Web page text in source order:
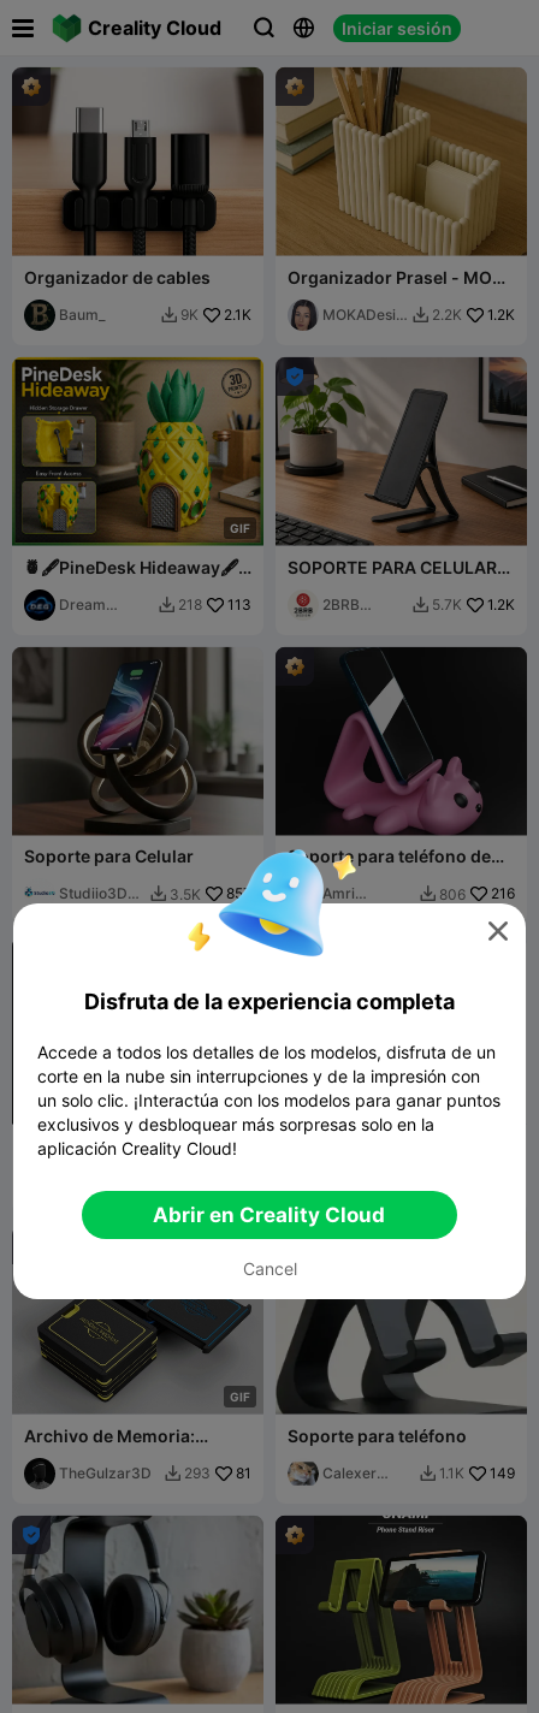
Creality Cloud   Iniciar sesión
 
Organizador de cables
Baum_  9K 2.1K
Organizador Prasel - MOKA
Design
MOKADesig
 2.2K 1.2K
GIF
🍍🖋️PineDesk Hideaway🖋️
🍍
Dream
 218 113

SOPORTE PARA CELULAR
2BRB
 5.7K 1.2K
Soporte para Celular
Studiio3D
 3.5K 857
Soporte para teléfono de
gato adorable – Compañero
de escritorio juguetón
Amri
 806 216
Soporte de carga para
Apple Watch – Diseño de
INT
GIF
Archivo de Memoria:
Estuche de
Almacenamiento para SD y
Micro SD | 33 Ranuras
TheGulzar3D  293 81
Soporte para teléfono
Calexer
 1.1K 149


Disfruta de la experiencia completa
Accede a todos los detalles de los modelos, disfruta de un
corte en la nube sin interrupciones y de la impresión con
un solo clic. ¡Interactúa con los modelos para ganar puntos
exclusivos y desbloquear más sorpresas solo en la
aplicación Creality Cloud!
Abrir en Creality Cloud
Cancel